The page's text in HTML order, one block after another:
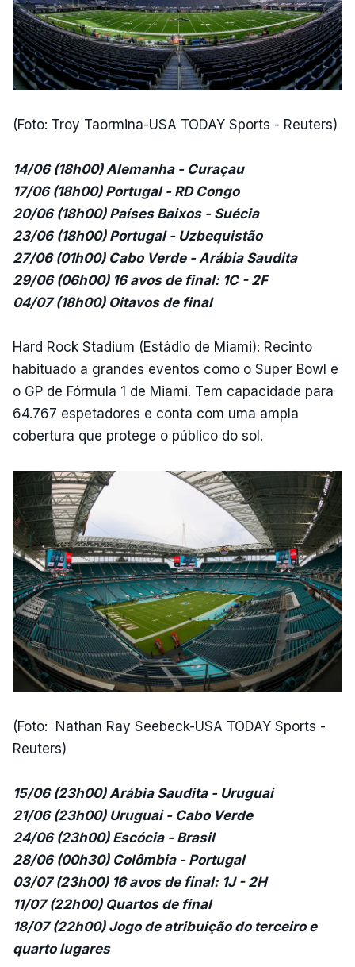
(Foto: Troy Taormina-USA TODAY Sports - Reuters)
14/06 (18h00) Alemanha - Curaçau
17/06 (18h00) Portugal - RD Congo
20/06 (18h00) Países Baixos - Suécia
23/06 (18h00) Portugal - Uzbequistão
27/06 (01h00) Cabo Verde - Arábia Saudita
29/06 (06h00) 16 avos de final: 1C - 2F
04/07 (18h00) Oitavos de final
Hard Rock Stadium (Estádio de Miami): Recinto
habituado a grandes eventos como o Super Bowl e
o GP de Fórmula 1 de Miami. Tem capacidade para
64.767 espetadores e conta com uma ampla
cobertura que protege o público do sol.
(Foto: Nathan Ray Seebeck-USA TODAY Sports -
Reuters)
15/06 (23h00) Arábia Saudita - Uruguai
21/06 (23h00) Uruguai - Cabo Verde
24/06 (23h00) Escócia - Brasil
28/06 (00h30) Colômbia - Portugal
03/07 (23h00) 16 avos de final: 1J - 2H
11/07 (22h00) Quartos de final
18/07 (22h00) Jogo de atribuição do terceiro e
quarto lugares